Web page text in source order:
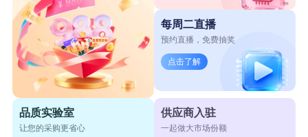
每周二直播
预约直播，免费抽奖
点击了解
品质实验室
让您的采购更省心
供应商入驻
一起做大市场份额